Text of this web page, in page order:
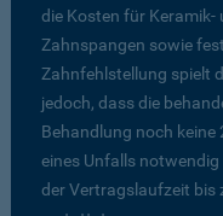
die Kosten für
Zahnspangen sowie
Zahnfehlstellung spielt
jedoch, dass die
Behandlung noch
eines Unfalls
der Vertragslaufzeit bis